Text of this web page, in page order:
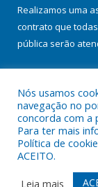
Realizamos uma
contrato que
pública serão
Todos os direitos
Mapa do Site
Nós usamos
navegação no
concorda com a
Para ter mais
Política de
ACEITO.
Leia mais